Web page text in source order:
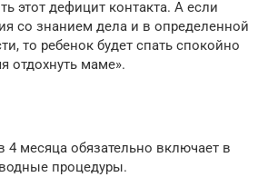
этот дефицит контакта. А если
со знанием дела и в определенной
то ребенок будет спать спокойно
отдохнуть маме».
4 месяца обязательно включает в
процедуры.